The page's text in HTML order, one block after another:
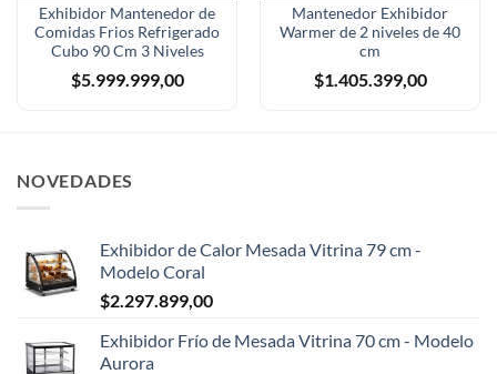
Exhibidor Mantenedor de
Comidas Frios Refrigerado
Cubo 90 Cm 3 Niveles
$5.999.999,00
Mantenedor Exhibidor
Warmer de 2 niveles de 40
cm
$1.405.399,00
NOVEDADES
Exhibidor de Calor Mesada Vitrina 79 cm -
Modelo Coral
$2.297.899,00
Exhibidor Frío de Mesada Vitrina 70 cm - Modelo
Aurora